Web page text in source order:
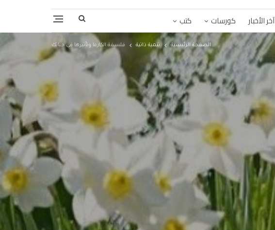
آخر الأخبار كورسات كتب
الصفحة الرئيسية تنمية ذاتية فلسفة الكارما وتأثيرها فى حياتك